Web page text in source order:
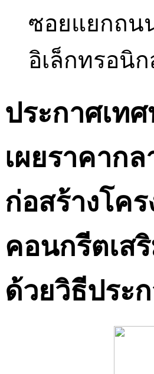
ซอยแยกถน
อิเล็กทรอนิก
ประกาศเท
เผยราคาก
ก่อสร้างโค
คอนกรีตเส
ด้วยวิธีประ